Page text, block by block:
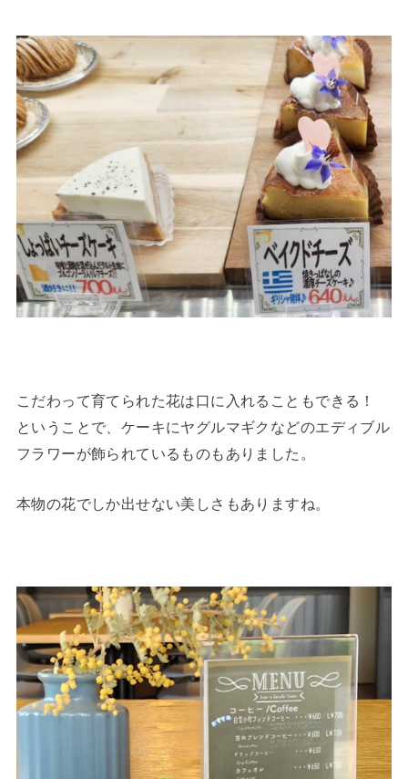
こだわって育てられた花は口に入れることもできる！
ということで、ケーキにヤグルマギクなどのエディブル
フラワーが飾られているものもありました。
本物の花でしか出せない美しさもありますね。